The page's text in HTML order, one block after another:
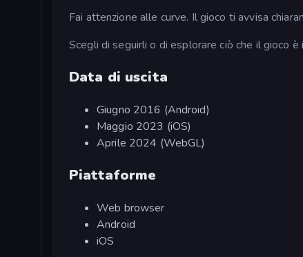
Fai attenzione alle curve. Il gioco ti avvisa
Scegli di seguirli o di esplorare ciò che il gioco è
Data di uscita
Giugno 2016 (Android)
Maggio 2023 (iOS)
Aprile 2024 (WebGL)
Piattaforme
Web browser
Android
iOS